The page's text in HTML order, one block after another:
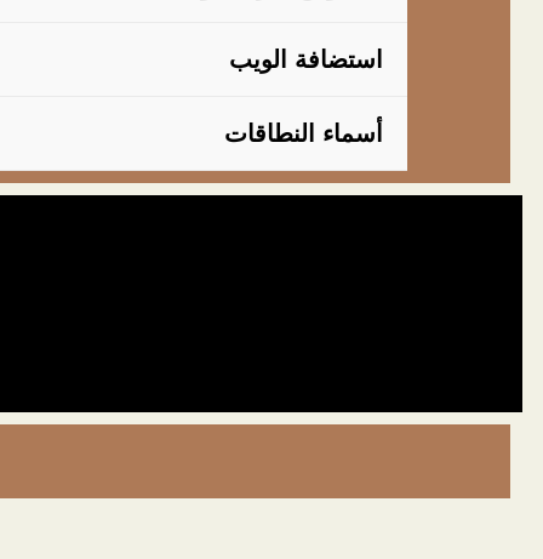
استضافة الويب
أسماء النطاقات